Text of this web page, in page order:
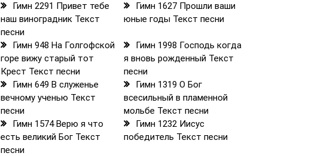
Гимн 2291 Привет тебе
наш виноградник Текст
песни
Гимн 1627 Прошли ваши
юные годы Текст песни
Гимн 948 На Голгофской
горе вижу старый тот
Крест Текст песни
Гимн 1998 Господь когда
я вновь рожденный Текст
песни
Гимн 649 В служенье
вечному ученью Текст
песни
Гимн 1319 О Бог
всесильный в пламенной
мольбе Текст песни
Гимн 1574 Верю я что
есть великий Бог Текст
песни
Гимн 1232 Иисус
победитель Текст песни